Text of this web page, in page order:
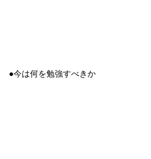
●今は何を勉強すべきか